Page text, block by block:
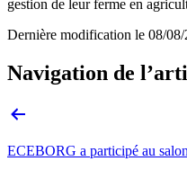
gestion de leur ferme en
Dernière modification le 08/
Navigation de
ECEBORG a participé au